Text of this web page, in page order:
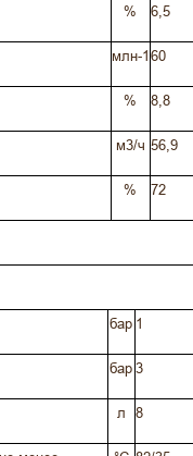
% 6,5
млн-160
% 8,8
м3/ч 56,9
% 72
бар 1
бар3
л 8